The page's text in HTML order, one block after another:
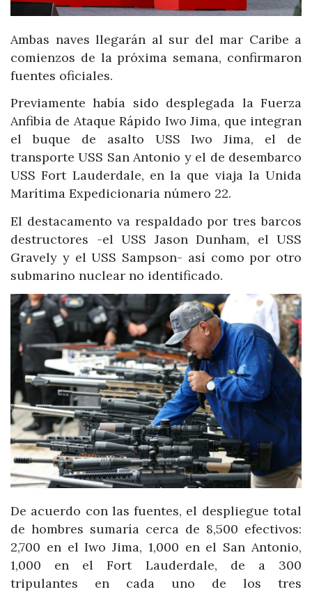
Ambas naves llegarán al sur del mar Caribe a
comienzos de la próxima semana, confirmaron
fuentes oficiales.
Previamente había sido desplegada la Fuerza
Anfibia de Ataque Rápido Iwo Jima, que integran
el buque de asalto USS Iwo Jima, el de
transporte USS San Antonio y el de desembarco
USS Fort Lauderdale, en la que viaja la Unida
Marítima Expedicionaria número 22.
El destacamento va respaldado por tres barcos
destructores -el USS Jason Dunham, el USS
Gravely y el USS Sampson- así como por otro
submarino nuclear no identificado.
De acuerdo con las fuentes, el despliegue total
de hombres sumaría cerca de 8,500 efectivos:
2,700 en el Iwo Jima, 1,000 en el San Antonio,
1,000 en el Fort Lauderdale, de a 300
tripulantes en cada uno de los tres